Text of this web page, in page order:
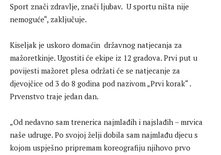
Sport znači zdravlje, znači ljubav. U sportu ništa nije
nemoguće“, zaključuje.
Kiseljak je uskoro domaćin državnog natjecanja za
mažoretkinje. Ugostiti će ekipe iz 12 gradova. Prvi put u
povijesti mažoret plesa održati će se natjecanje za
djevojčice od 3 do 8 godina pod nazivom „Prvi korak“ .
Prvenstvo traje jedan dan.
„Od nedavno sam trenerica najmlađih i najslađih – mrvica
naše udruge. Po svojoj želji dobila sam najmlađu djecu s
kojom uspješno pripremam koreografiju njihovo prvo